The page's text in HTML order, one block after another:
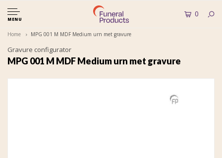
MENU
0
Home MPG 001 M MDF Medium urn met gravure
Gravure configurator
MPG 001 M MDF Medium urn met gravure